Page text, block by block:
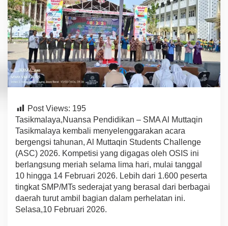
A
l
M
u
t
t
a
q
n
s
i
k
m
a
l
y
a
W
Post Views: 195
Tasikmalaya,Nuansa Pendidikan – SMA Al Muttaqin
Tasikmalaya kembali menyelenggarakan acara
bergengsi tahunan, Al Muttaqin Students Challenge
(ASC) 2026. Kompetisi yang digagas oleh OSIS ini
berlangsung meriah selama lima hari, mulai tanggal
10 hingga 14 Februari 2026. Lebih dari 1.600 peserta
tingkat SMP/MTs sederajat yang berasal dari berbagai
daerah turut ambil bagian dalam perhelatan ini.
Selasa,10 Februari 2026.